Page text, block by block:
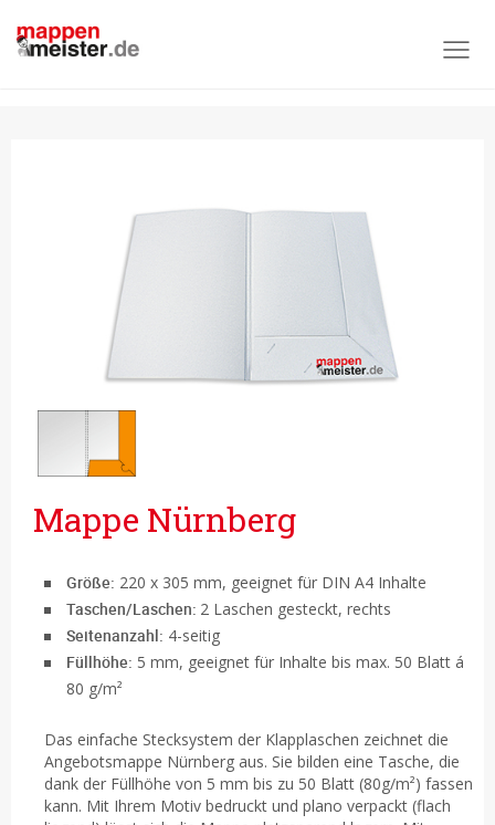
Produktübersicht
Mappen mit gesteckten Taschen
Mappe Nürnberg
Größe: 220 x 305 mm, geeignet für DIN A4 Inhalte
Taschen/Laschen: 2 Laschen gesteckt, rechts
Seitenanzahl: 4-seitig
Füllhöhe: 5 mm, geeignet für Inhalte bis max. 50 Blatt á
80 g/m²
Das einfache Stecksystem der Klapplaschen zeichnet die
Angebotsmappe Nürnberg aus. Sie bilden eine Tasche, die
dank der Füllhöhe von 5 mm bis zu 50 Blatt (80g/m²) fassen
kann. Mit Ihrem Motiv bedruckt und plano verpackt (flach